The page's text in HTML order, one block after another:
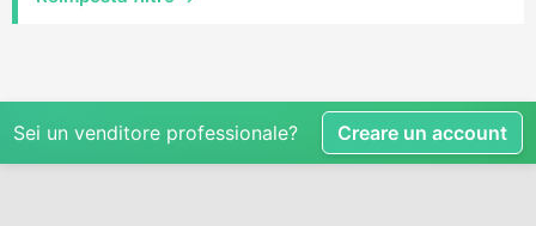
Sei un venditore professionale? Creare un account